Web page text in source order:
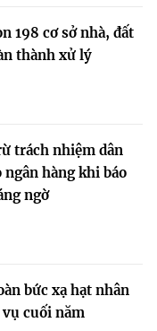
198 cơ sở nhà, đất
thành xử lý
trách nhiệm dân
hàng khi báo
ngờ
bức xạ hạt nhân
cuối năm